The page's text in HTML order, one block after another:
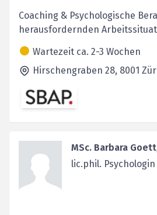
Coaching & Psychologische
herausfordernden
Wartezeit ca. 2-3 Wochen
Hirschengraben 28, 8001
MSc. Barbara
lic.phil. Psychologin